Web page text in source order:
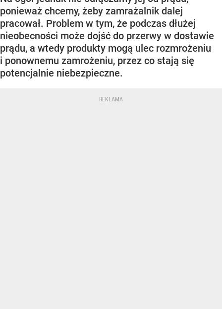
ponieważ chcemy, żeby zamrażalnik dalej
pracował. Problem w tym, że podczas dłużej
nieobecności może dojść do przerwy w dostawie
prądu, a wtedy produkty mogą ulec rozmrożeniu
i ponownemu zamrożeniu, przez co stają się
potencjalnie niebezpieczne.